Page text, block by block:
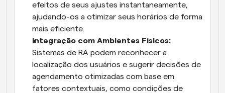
efeitos de seus ajustes instantaneamente,
ajudando-os a otimizar seus horários de forma
mais eficiente.
Sistemas de RA podem reconhecer a
localização dos usuários e sugerir decisões de
agendamento otimizadas com base em
fatores contextuais, como condições de